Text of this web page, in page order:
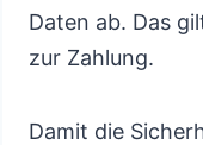
Daten ab. Das
zur Zahlung.
Damit die